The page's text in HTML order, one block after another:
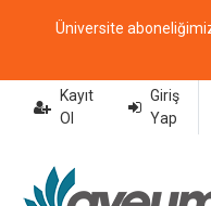
Üniversite
Kayıt
Ol
Giriş
Yap